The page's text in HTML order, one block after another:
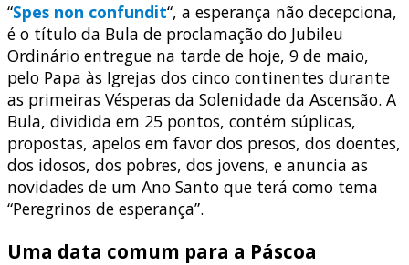
“Spes non confundit“, a esperança não decepciona,
é o título da Bula de proclamação do Jubileu
Ordinário entregue na tarde de hoje, 9 de maio,
pelo Papa às Igrejas dos cinco continentes durante
as primeiras Vésperas da Solenidade da Ascensão. A
Bula, dividida em 25 pontos, contém súplicas,
propostas, apelos em favor dos presos, dos doentes,
dos idosos, dos pobres, dos jovens, e anuncia as
novidades de um Ano Santo que terá como tema
“Peregrinos de esperança”.
Uma data comum para a Páscoa